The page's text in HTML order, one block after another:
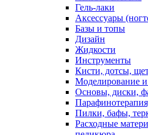
Гель-лаки
Аксессуары
Базы и топы
Дизайн
Жидкости
Инструменты
Кисти, дотсы,
Моделирование
Основы, диски,
Пилки, бафы,
Расходные